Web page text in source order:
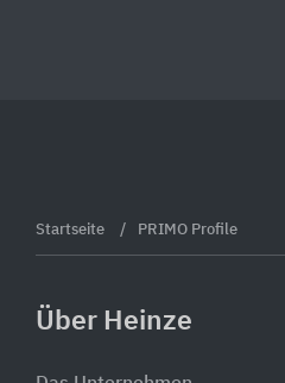
Startseite PRIMO Profile
Über Heinze